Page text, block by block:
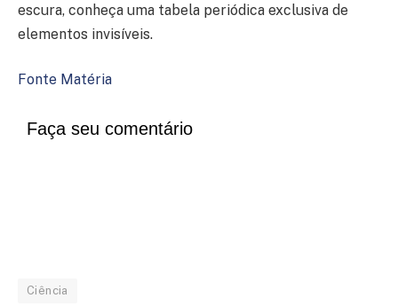
escura, conheça uma tabela periódica exclusiva de
elementos invisíveis.
Fonte Matéria
Faça seu comentário
Ciência